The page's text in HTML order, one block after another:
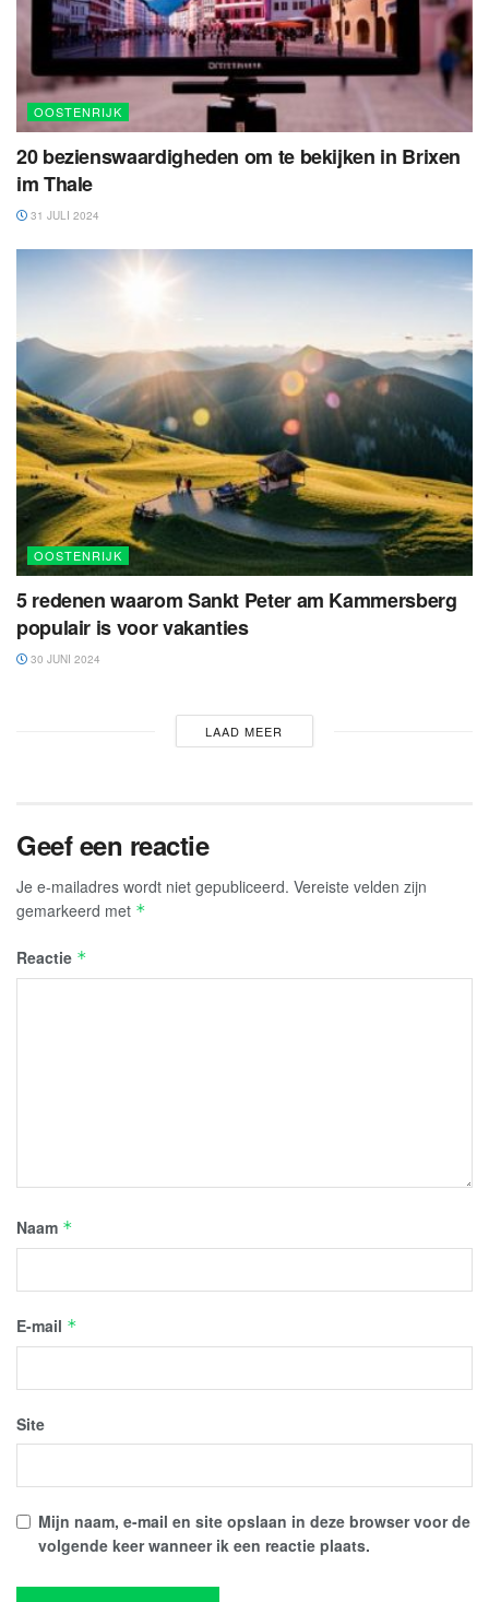
OOSTENRIJK
20 bezienswaardigheden om te bekijken in Brixen
im Thale
31 JULI 2024
OOSTENRIJK
5 redenen waarom Sankt Peter am Kammersberg
populair is voor vakanties
30 JUNI 2024
LAAD MEER
Geef een reactie
Je e-mailadres wordt niet gepubliceerd. Vereiste velden zijn
gemarkeerd met *
Reactie *
Naam *
E-mail *
Site
Mijn naam, e-mail en site opslaan in deze browser voor de
volgende keer wanneer ik een reactie plaats.